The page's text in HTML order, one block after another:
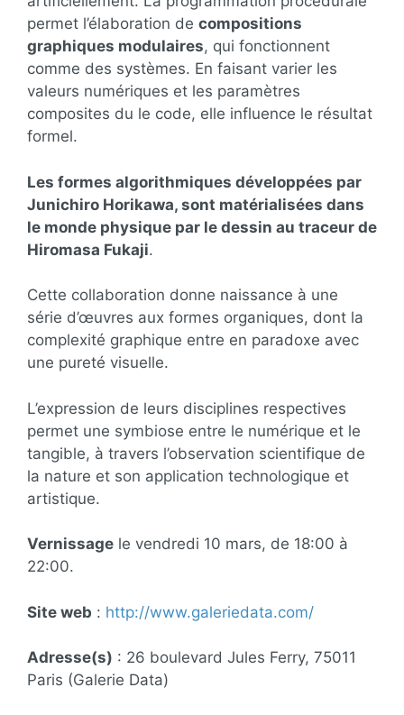
permet l’élaboration de compositions
graphiques modulaires, qui fonctionnent
comme des systèmes. En faisant varier les
valeurs numériques et les paramètres
composites du le code, elle influence le résultat
formel.
Les formes algorithmiques développées par
Junichiro Horikawa, sont matérialisées dans
le monde physique par le dessin au traceur de
Hiromasa Fukaji.
Cette collaboration donne naissance à une
série d’œuvres aux formes organiques, dont la
complexité graphique entre en paradoxe avec
une pureté visuelle.
L’expression de leurs disciplines respectives
permet une symbiose entre le numérique et le
tangible, à travers l’observation scientifique de
la nature et son application technologique et
artistique.
Vernissage le vendredi 10 mars, de 18:00 à
22:00.
Site web : http://www.galeriedata.com/
Adresse(s) : 26 boulevard Jules Ferry, 75011
Paris (Galerie Data)